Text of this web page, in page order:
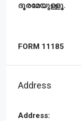
ദൂരമേയുള്ളൂ.
FORM 11185
Address
Address: